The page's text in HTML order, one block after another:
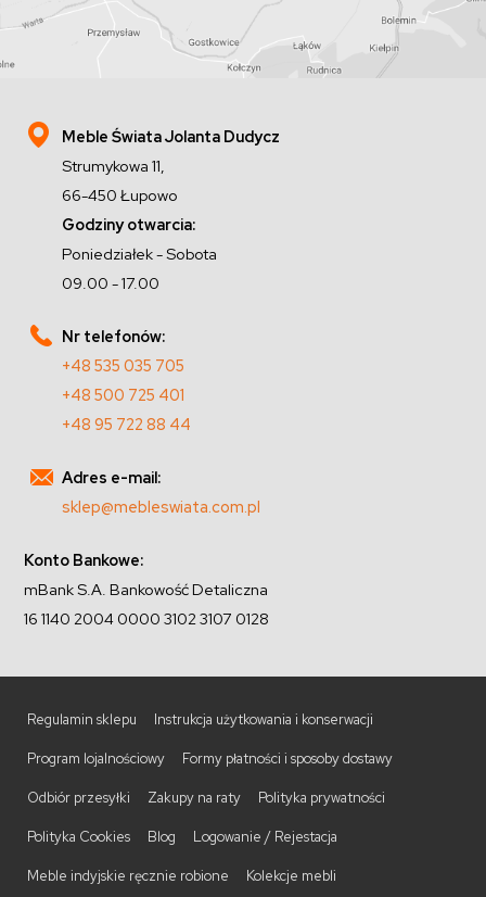
Meble Świata Jolanta Dudycz
Strumykowa 11,
66-450 Łupowo
Godziny otwarcia:
Poniedziałek - Sobota
09.00 - 17.00
Nr telefonów:
+48 535 035 705
+48 500 725 401
+48 95 722 88 44
Adres e-mail:
sklep@mebleswiata.com.pl
Konto Bankowe:
mBank S.A. Bankowość Detaliczna
16 1140 2004 0000 3102 3107 0128
Regulamin sklepu Instrukcja użytkowania i konserwacji
Program lojalnościowy Formy płatności i sposoby dostawy
Odbiór przesyłki Zakupy na raty Polityka prywatności
Polityka Cookies Blog Logowanie / Rejestacja
Meble indyjskie ręcznie robione Kolekcje mebli